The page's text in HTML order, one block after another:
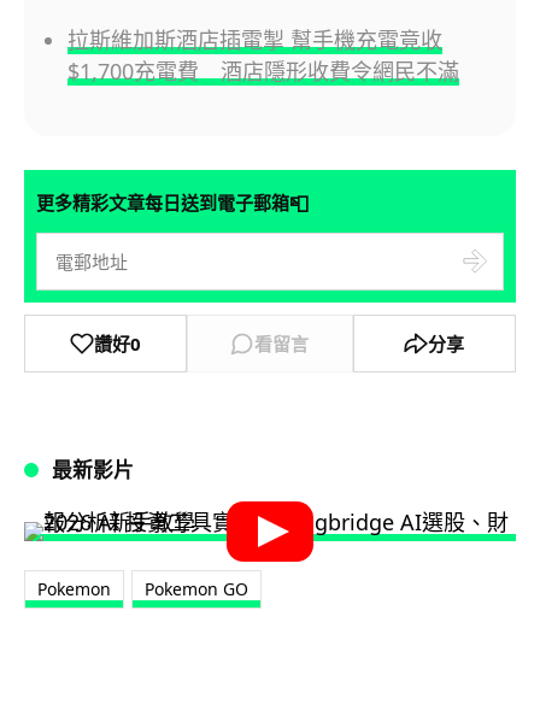
拉斯維加斯酒店插電掣 幫手機充電竟收
$1,700充電費 酒店隱形收費令網民不滿
更多精彩文章每日送到電子郵箱📮
讚好0 看留言 分享
最新影片
Pokemon Pokemon GO